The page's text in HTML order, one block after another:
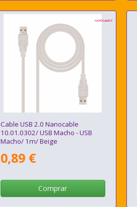
Cable USB 2.0 Nanocable
10.01.0302/ USB Macho - USB
Macho/ 1m/ Beige
0,89 €
Comprar